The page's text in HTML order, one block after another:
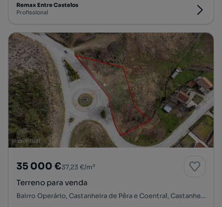
Remax Entre Castelos
Profissional
35 000 €37,23 €/m²
Terreno para venda
Bairro Operário, Castanheira de Pêra e Coentral, Castanheira de Pêra, Leiria